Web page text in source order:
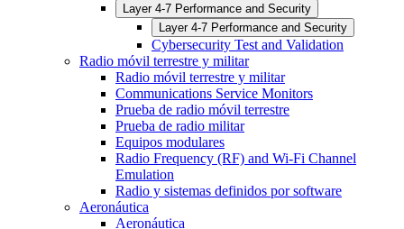
Layer 4-7 Performance and Security
Layer 4-7 Performance and Security
Cybersecurity Test and Validation
Radio móvil terrestre y militar
Radio móvil terrestre y militar
Communications Service Monitors
Prueba de radio móvil terrestre
Prueba de radio militar
Equipos modulares
Radio Frequency (RF) and Wi-Fi Channel
Emulation
Radio y sistemas definidos por software
Aeronáutica
Aeronáutica